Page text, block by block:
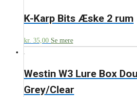
K-Karp Bits Æske 2 rum
kr. 35,00 Se mere
Westin W3 Lure Box
Grey/Clear